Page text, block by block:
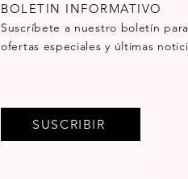
BOLETIN INFORMATIVO
Suscríbete a nuestro boletín para
ofertas especiales y últimas
SUSCRIBIR